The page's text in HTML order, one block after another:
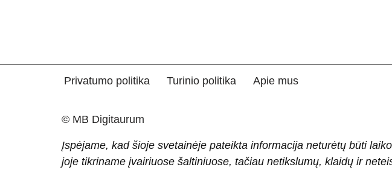
Privatumo politika Turinio politika Apie mus
© MB Digitaurum
Įspėjame, kad šioje svetainėje pateikta informacija neturėtų būti
joje tikriname įvairiuose šaltiniuose, tačiau netikslumų, klaidų ir